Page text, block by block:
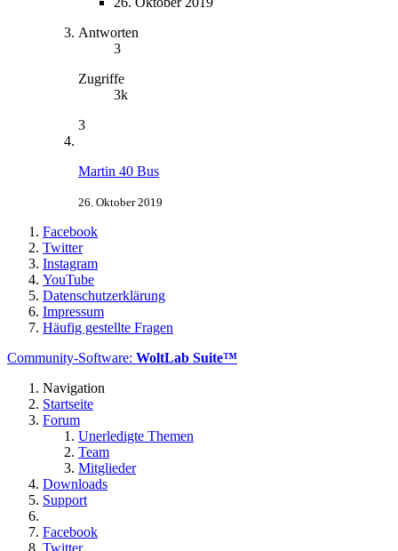
Antworten
3
Zugriffe
3k
3
Martin 40 Bus
26. Oktober 2019
Facebook
Twitter
Instagram
YouTube
Datenschutzerklärung
Impressum
Häufig gestellte Fragen
Community-Software: WoltLab Suite™
Navigation
Startseite
Forum
Unerledigte Themen
Team
Mitglieder
Downloads
Support
Facebook